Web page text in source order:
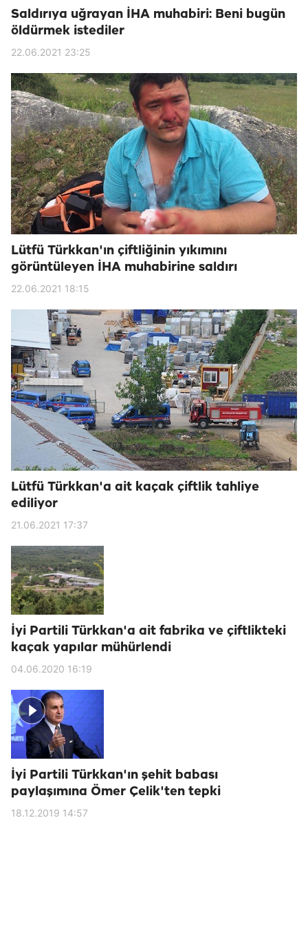
Saldırıya uğrayan İHA muhabiri: Beni bugün
öldürmek istediler
22.06.2021 23:25
Lütfü Türkkan'ın çiftliğinin yıkımını
görüntüleyen İHA muhabirine saldırı
22.06.2021 18:15
Lütfü Türkkan'a ait kaçak çiftlik tahliye
ediliyor
21.06.2021 17:37
İyi Partili Türkkan'a ait fabrika ve çiftlikteki
kaçak yapılar mühürlendi
04.06.2020 16:19
İyi Partili Türkkan'ın şehit babası
paylaşımına Ömer Çelik'ten tepki
18.12.2019 14:57